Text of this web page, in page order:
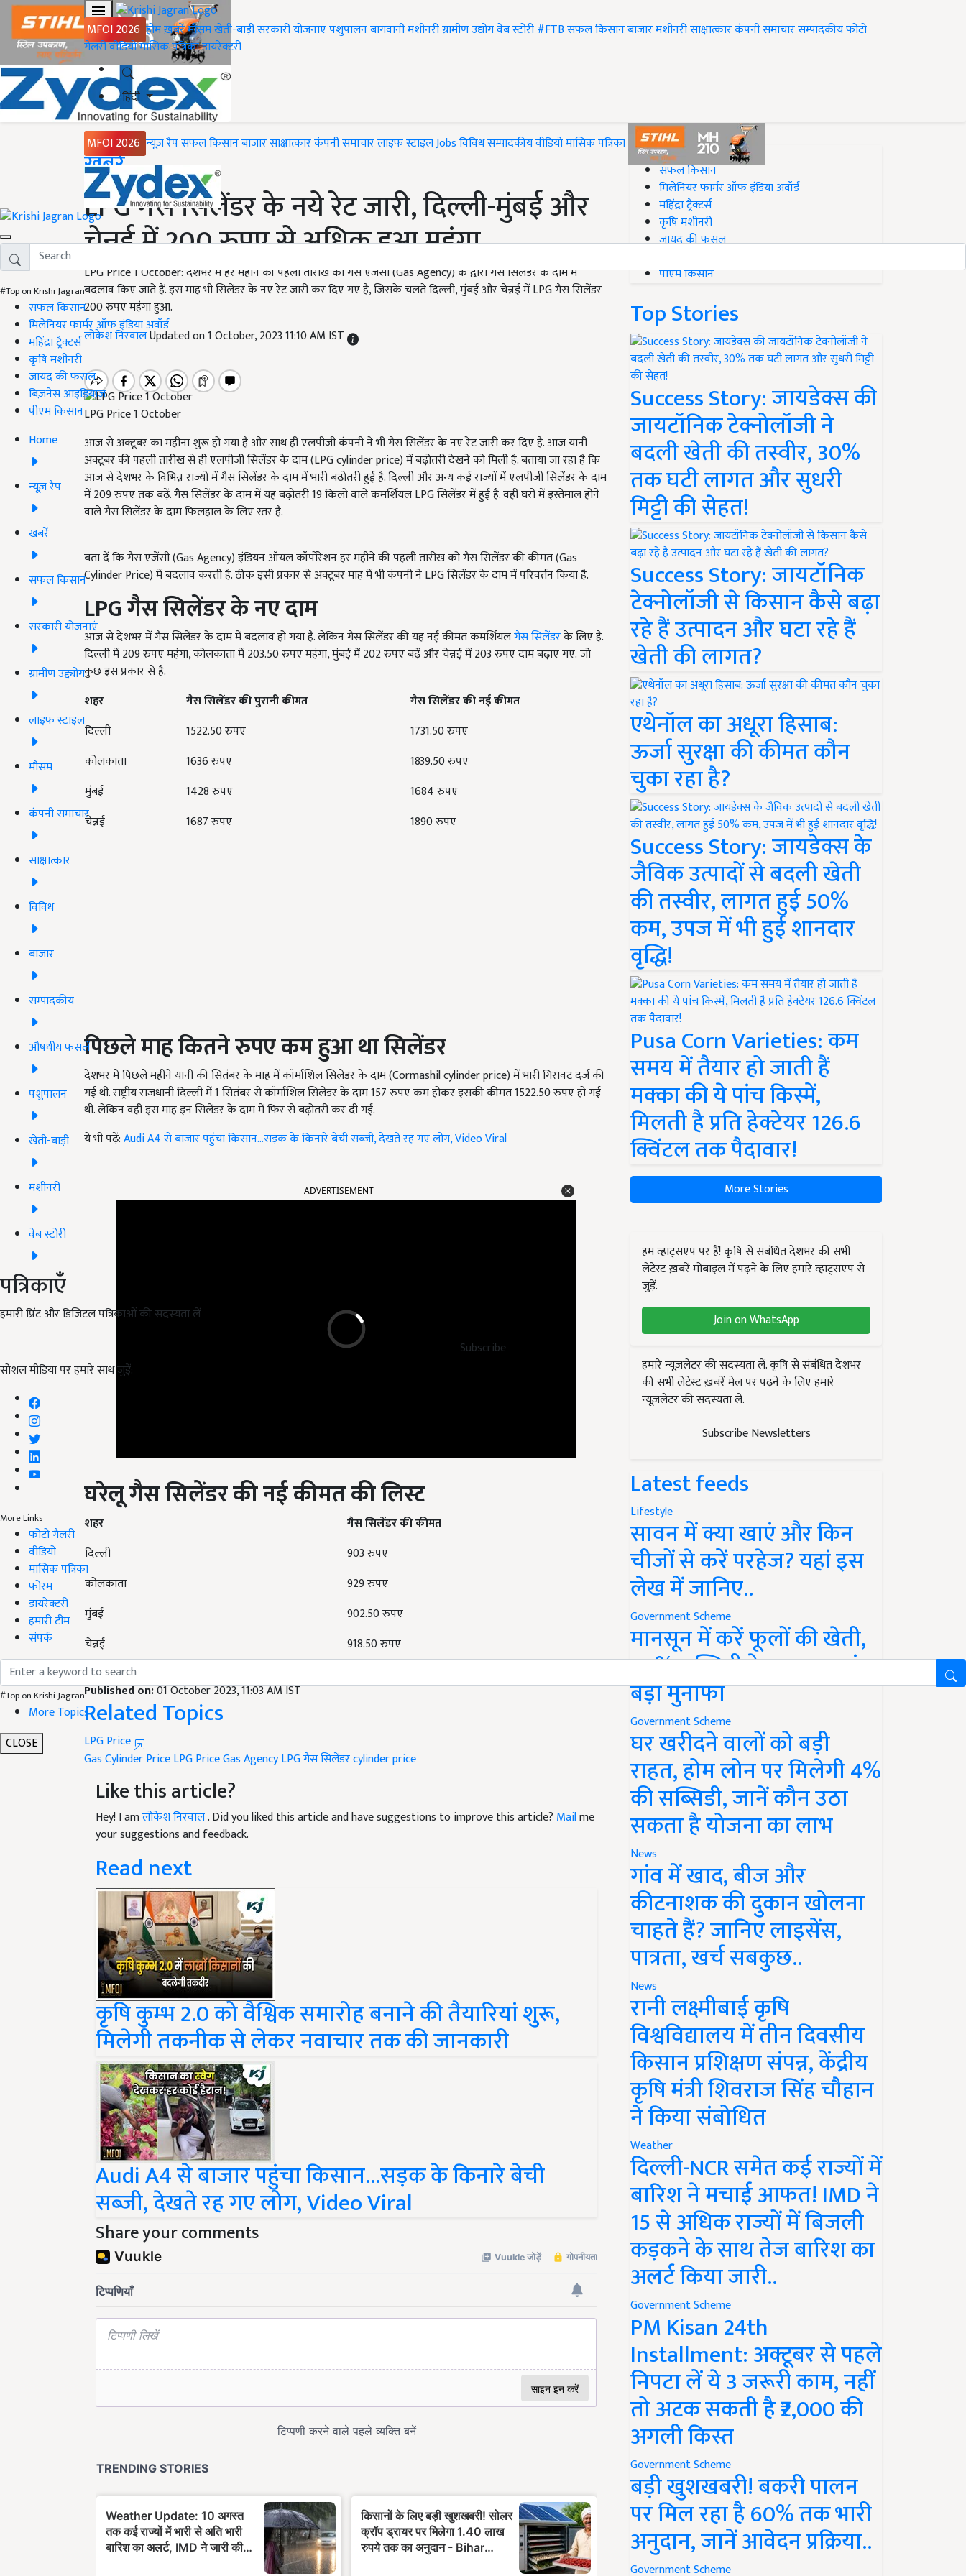
MFOI 2026 होमख़बरेंमौसमखेती-बाड़ीसरकारी योजनाएंपशुपालनबागवानीमशीनरीग्रामीण उद्योगवेब स्टोरी#FTBसफल किसानबाजारमशीनरीसाक्षात्कारकंपनी समाचारसम्पादकीयफोटो
गैलरीवीडियोमासिक पत्रिकाडायरेक्टरी
हिंदी
MFOI 2026 न्यूज़ रैपसफल किसानबाजारसाक्षात्कारकंपनी समाचारलाइफ स्टाइलJobsविविधसम्पादकीयवीडियोमासिक पत्रिका
#Top on Krishi Jagran
सफल किसान
मिलेनियर फार्मर ऑफ इंडिया अवॉर्ड
महिंद्रा ट्रैक्टर्स
कृषि मशीनरी
जायद की फसल
बिज़नेस आइडियाज
पीएम किसान
Home
न्यूज़ रैप
खबरें
सफल किसान
सरकारी योजनाएं
ग्रामीण उद्द्योग
लाइफ स्टाइल
मौसम
कंपनी समाचार
साक्षात्कार
विविध
बाजार
सम्पादकीय
औषधीय फसलें
पशुपालन
खेती-बाड़ी
मशीनरी
वेब स्टोरी
पत्रिकाएँ
हमारी प्रिंट और डिजिटल पत्रिकाओं की सदस्यता लें
Subscribe
सोशल मीडिया पर हमारे साथ जुड़ें:
More Links
फोटो गैलरी
वीडियो
मासिक पत्रिका
फोरम
डायरेक्टरी
हमारी टीम
संपर्क
#Top on Krishi Jagran
More Topics
CLOSE
Home
ख़बरें
LPG गैस सिलेंडर के नये रेट जारी, दिल्ली-मुंबई और
चेन्नई में 200 रुपए से अधिक हुआ महंगा
LPG Price 1 October: देशभर में हर महीने की पहली तारीख को गैस एजेंसी (Gas Agency) के द्वारा गैस सिलेंडर के दाम में
बदलाव किए जाते हैं. इस माह भी सिलेंडर के नए रेट जारी कर दिए गए है, जिसके चलते दिल्ली, मुंबई और चेन्नई में LPG गैस सिलेंडर
200 रुपए महंगा हुआ.
लोकेश निरवालUpdated on 1 October, 2023 11:10 AM IST
LPG Price 1 October
आज से अक्टूबर का महीना शुरू हो गया है और साथ ही एलपीजी कंपनी ने भी गैस सिलेंडर के नए रेट जारी कर दिए है. आज यानी
अक्टूबर की पहली तारीख से ही एलपीजी सिलेंडर के दाम (LPG cylinder price) में बढ़ोतरी देखने को मिली है. बताया जा रहा है कि
आज से देशभर के विभिन्न राज्यों में गैस सिलेंडर के दाम में भारी बढ़ोतरी हुई है. दिल्ली और अन्य कई राज्यों में एलपीजी सिलेंडर के दाम
में209 रुपए तक बढ़ें. गैस सिलेंडर के दाम में यह बढ़ोतरी 19 किलो वाले कमर्शियल LPG सिलेंडर में हुई है. वहीं घरों में इस्तेमाल होने
वाले गैस सिलेंडर के दाम फिलहाल के लिए स्तर है.
बता दें कि गैस एजेंसी (Gas Agency) इंडियन ऑयल कॉर्पोरेशन हर महीने की पहली तारीख को गैस सिलेंडर की कीमत (Gas
Cylinder Price) में बदलाव करती है. ठीक इसी प्रकार से अक्टूबर माह में भी कंपनी ने LPG सिलेंडर के दाम में परिवर्तन किया है.
LPGगैस सिलेंडर के नए दाम
आज से देशभर में गैस सिलेंडर के दाम में बदलाव हो गया है. लेकिन गैस सिलेंडर की यह नई कीमत कमर्शियलगैस सिलेंडरके लिए है.
दिल्ली में 209 रुपए महंगा, कोलकाता में 203.50 रुपए महंगा, मुंबई में 202 रुपए बढ़ें और चेन्नई में 203 रुपए दाम बढ़ाए गए.जो
कुछ इस प्रकार से है.
शहर
गैस सिलेंडर की पुरानी कीमत
गैस सिलेंडर की नई कीमत
दिल्ली
1522.50 रुपए
1731.50 रुपए
कोलकाता
1636 रुपए
1839.50 रुपए
मुंबई
1428 रुपए
1684 रुपए
चेन्नई
1687 रुपए 1890 रुपए
पिछले माह कितने रुपए कम हुआ था सिलेंडर
देशभर में पिछले महीने यानी की सितंबर के माह में कॉर्माशिल सिलेंडर के दाम (Cormashil cylinder price) में भारी गिरावट दर्ज की
गई थी. राष्ट्रीय राजधानी दिल्ली में 1 सितंबर सेकॉर्माशिल सिलेंडर के दाम157 रुपए कम होकर इसकी कीमत 1522.50 रुपए हो गई
थी. लेकिन वहीं इस माह इन सिलेंडर के दाम में फिर से बढ़ोतरी कर दी गई.
ये भी पढ़ें:Audi A4 से बाजार पहुंचा किसान...सड़क के किनारे बेची सब्जी, देखते रह गए लोग, Video Viral
ADVERTISEMENT
घरेलू गैस सिलेंडर की नई कीमत की लिस्ट
शहर
गैस सिलेंडर की कीमत
दिल्ली
903 रुपए
कोलकाता
929 रुपए
मुंबई
902.50 रुपए
चेन्नई
918.50 रुपए
English Summary:
Published on:01 October 2023, 11:03 AM IST
Related Topics
LPG Price
Gas Cylinder PriceLPG PriceGas AgencyLPG गैस सिलेंडरcylinder price
Like this article?
Hey! I amलोकेश निरवाल. Did you liked this article and have suggestions to improve this article? Mailme
your suggestions and feedback.
Read next
कृषि कुम्भ 2.0 को वैश्विक समारोह बनाने की तैयारियां शुरू,
मिलेगी तकनीक से लेकर नवाचार तक की जानकारी
Audi A4 से बाजार पहुंचा किसान...सड़क के किनारे बेची
सब्जी, देखते रह गए लोग, Video Viral
Share your comments
#Top on Krishi Jagran
सफल किसान
मिलेनियर फार्मर ऑफ इंडिया अवॉर्ड
महिंद्रा ट्रैक्टर्स
कृषि मशीनरी
जायद की फसल
पीएम किसान
Top Stories
Success Story: जायडेक्स की
जायटॉनिक टेक्नोलॉजी ने
बदली खेती की तस्वीर, 30%
तक घटी लागत और सुधरी
मिट्टी की सेहत!
Success Story: जायटॉनिक
टेक्नोलॉजी से किसान कैसे बढ़ा
रहे हैं उत्पादन और घटा रहे हैं
खेती की लागत?
एथेनॉल का अधूरा हिसाब:
ऊर्जा सुरक्षा की कीमत कौन
चुका रहा है?
Success Story: जायडेक्स के
जैविक उत्पादों से बदली खेती
की तस्वीर, लागत हुई 50%
कम, उपज में भी हुई शानदार
वृद्धि!
Pusa Corn Varieties: कम
समय में तैयार हो जाती हैं
मक्का की ये पांच किस्में,
मिलती है प्रति हेक्टेयर 126.6
क्विंटल तक पैदावार!
More Stories
हम व्हाट्सएप पर हैं! कृषि से संबंधित देशभर की सभी
लेटेस्ट ख़बरें मोबाइल में पढ़ने के लिए हमारे व्हाट्सएप से
जुड़ें.
Join on WhatsApp
हमारे न्यूज़लेटर की सदस्यता लें. कृषि से संबंधित देशभर
की सभी लेटेस्ट ख़बरें मेल पर पढ़ने के लिए हमारे
न्यूज़लेटर की सदस्यता लें.
Subscribe Newsletters
Latest feeds
Lifestyle
सावन में क्या खाएं और किन
चीजों से करें परहेज? यहां इस
लेख में जानिए..
Government Scheme
मानसून में करें फूलों की खेती,
50% सब्सिडी के साथ कमाएं
बड़ा मुनाफा
Government Scheme
घर खरीदने वालों को बड़ी
राहत, होम लोन पर मिलेगी 4%
की सब्सिडी, जानें कौन उठा
सकता है योजना का लाभ
News
गांव में खाद, बीज और
कीटनाशक की दुकान खोलना
चाहते हैं? जानिए लाइसेंस,
पात्रता, खर्च सबकुछ..
News
रानी लक्ष्मीबाई कृषि
विश्वविद्यालय में तीन दिवसीय
किसान प्रशिक्षण संपन्न, केंद्रीय
कृषि मंत्री शिवराज सिंह चौहान
ने किया संबोधित
Weather
दिल्ली-NCR समेत कई राज्यों में
बारिश ने मचाई आफत! IMD ने
15 से अधिक राज्यों में बिजली
कड़कने के साथ तेज बारिश का
अलर्ट किया जारी..
Government Scheme
PM Kisan 24th
Installment: अक्टूबर से पहले
निपटा लें ये 3 जरूरी काम, नहीं
तो अटक सकती है ₹2,000 की
अगली किस्त
Government Scheme
बड़ी खुशखबरी! बकरी पालन
पर मिल रहा है 60% तक भारी
अनुदान, जानें आवेदन प्रक्रिया..
Government Scheme